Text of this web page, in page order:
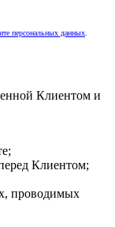
персональных данных
Клиентом и
Клиентом;
проводимых